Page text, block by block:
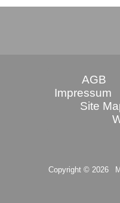
AGB
Impressum
Site
Copyright © 2026